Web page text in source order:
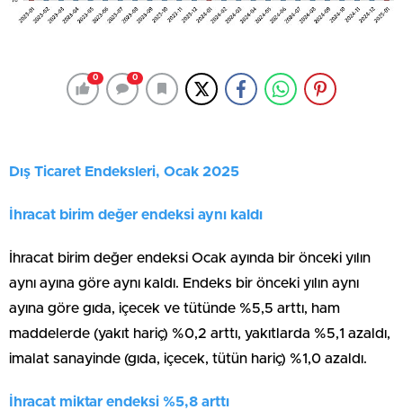
0 0
Dış Ticaret Endeksleri, Ocak 2025
İhracat birim değer endeksi aynı kaldı
İhracat birim değer endeksi Ocak ayında bir önceki yılın
aynı ayına göre aynı kaldı. Endeks bir önceki yılın aynı
ayına göre gıda, içecek ve tütünde %5,5 arttı, ham
maddelerde (yakıt hariç) %0,2 arttı, yakıtlarda %5,1 azaldı,
imalat sanayinde (gıda, içecek, tütün hariç) %1,0 azaldı.
İhracat miktar endeksi %5,8 arttı